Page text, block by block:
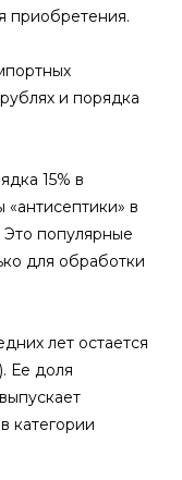
приобретения.
и порядка
15% в
в
Это популярные
для обработки
лет остается
Ее доля
категории